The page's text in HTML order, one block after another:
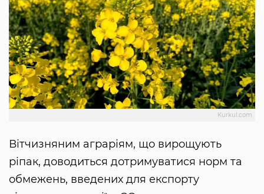
Kurkul.com
Вітчизняним аграріям, що вирощують
ріпак, доводиться дотримуватися норм та
обмежень, введених для експорту